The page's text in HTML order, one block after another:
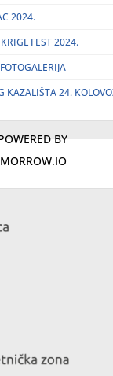
2024.
FEST 2024.
KAZALIŠTA 24.